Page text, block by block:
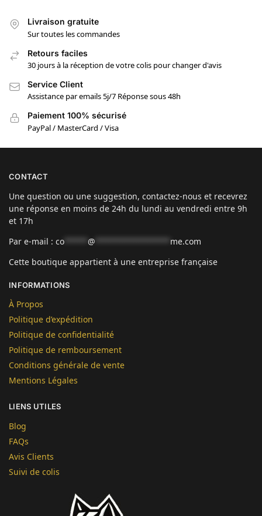
Livraison gratuite
Sur toutes les commandes
Retours faciles
30 jours à la réception de votre colis pour changer d'avis
Service Client
Assistance par emails 5j/7 Réponse sous 48h
Paiement 100% sécurisé
PayPal / MasterCard / Visa
CONTACT
Une question ou une suggestion, contactez-nous et recevrez
une réponse en moins de 24h du lundi au vendredi entre 9h
et 17h
Par e-mail : co @
me.com
Cette boutique appartient à une entreprise française
INFORMATIONS
À Propos
Politique d’expédition
Politique de confidentialité
Politique de remboursement
Conditions générale de vente
Mentions Légales
LIENS UTILES
Blog
FAQs
Avis Clients
Suivi de colis